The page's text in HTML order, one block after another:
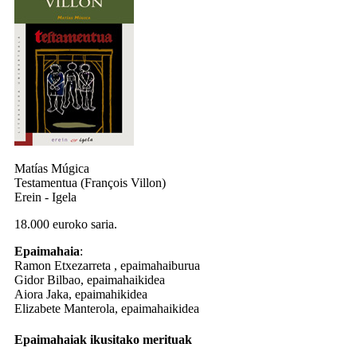
Matías Múgica
Testamentua (François Villon)
Erein - Igela
18.000 euroko saria.
Epaimahaia:
Ramon Etxezarreta , epaimahaiburua
Gidor Bilbao, epaimahaikidea
Aiora Jaka, epaimahikidea
Elizabete Manterola, epaimahaikidea
Epaimahaiak ikusitako merituak